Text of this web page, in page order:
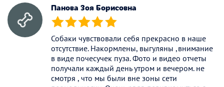
Панова Зоя Борисовна
(*) (*) (*) (*) (*)
Собаки чувствовали себя прекрасно в наше
отсутствие. Накормлены, выгуляны ,внимание
в виде почесучек пуза. Фото и видео отчеты
получали каждый день утром и вечером. не
смотря , что мы были вне зоны сети